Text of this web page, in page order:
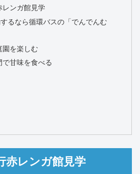
レンガ館見学
るなら循環バスの「でんでんむ
園を楽しむ
甘味を食べる
赤レンガ館見学